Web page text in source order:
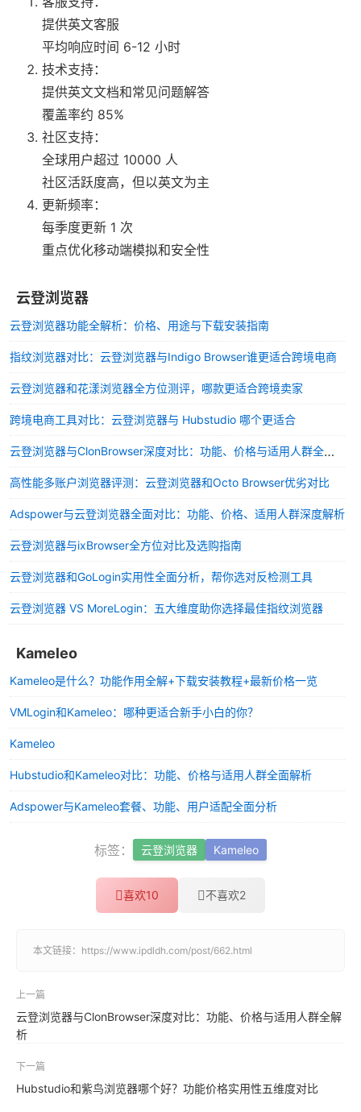
提供英文客服
平均响应时间 6-12 小时
技术支持：
提供英文文档和常见问题解答
覆盖率约 85%
社区支持：
全球用户超过 10000 人
社区活跃度高，但以英文为主
更新频率：
每季度更新 1 次
重点优化移动端模拟和安全性
云登浏览器
云登浏览器功能全解析：价格、用途与下载安装指南
指纹浏览器对比：云登浏览器与Indigo Browser谁更适合跨境电商
云登浏览器和花漾浏览器全方位测评，哪款更适合跨境卖家
跨境电商工具对比：云登浏览器与 Hubstudio 哪个更适合
云登浏览器与ClonBrowser深度对比：功能、价格与适用人群全解析
高性能多账户浏览器评测：云登浏览器和Octo Browser优劣对比
Adspower与云登浏览器全面对比：功能、价格、适用人群深度解析
云登浏览器与ixBrowser全方位对比及选购指南
云登浏览器和GoLogin实用性全面分析，帮你选对反检测工具
云登浏览器 VS MoreLogin：五大维度助你选择最佳指纹浏览器
Kameleo
Kameleo是什么？功能作用全解+下载安装教程+最新价格一览
VMLogin和Kameleo：哪种更适合新手小白的你？
Kameleo
Hubstudio和Kameleo对比：功能、价格与适用人群全面解析
Adspower与Kameleo套餐、功能、用户适配全面分析
标签： 云登浏览器 Kameleo
喜欢10 不喜欢2
本文链接： https://www.ipdldh.com/post/662.html
上一篇
云登浏览器与ClonBrowser深度对比：功能、价格与适用人群全解
析
下一篇
Hubstudio和紫鸟浏览器哪个好？功能价格实用性五维度对比